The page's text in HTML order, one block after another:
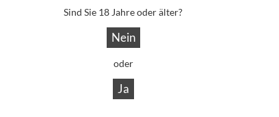
Sind Sie 18 Jahre oder älter?
Nein
oder
Ja
WEIN NUMMER: 2670
0,NIX
ENTALKOHOLISIERTER WEIN
ZUTATEN UND NÄHRWERTE